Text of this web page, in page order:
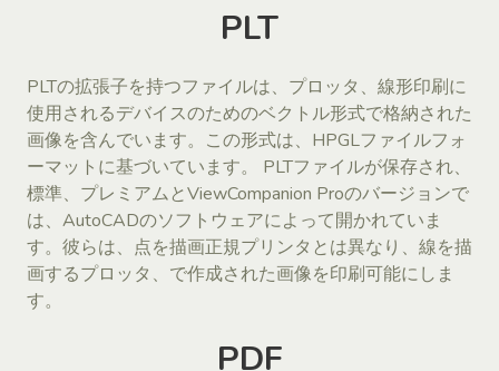
PLT
PLTの拡張子を持つファイルは、プロッタ、線形印刷に
使用されるデバイスのためのベクトル形式で格納された
画像を含んでいます。この形式は、HPGLファイルフォ
ーマットに基づいています。 PLTファイルが保存され、
標準、プレミアムとViewCompanion Proのバージョンで
は、AutoCADのソフトウェアによって開かれていま
す。彼らは、点を描画正規プリンタとは異なり、線を描
画するプロッタ、で作成された画像を印刷可能にしま
す。
PDF